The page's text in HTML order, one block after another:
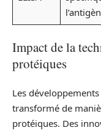
Impact de la
protéiques
Les
transformé de
protéiques. Des